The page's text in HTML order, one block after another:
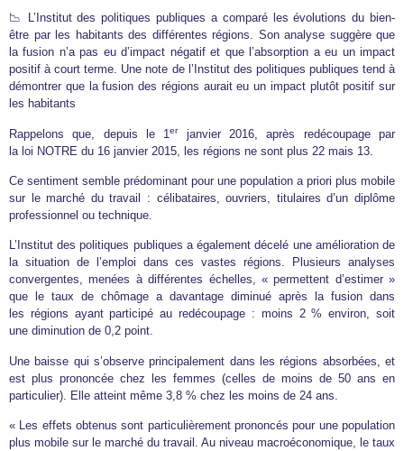
📉 L’Institut des politiques publiques a comparé les évolutions du bien-
être par les habitants des différentes régions. Son analyse suggère que
la fusion n’a pas eu d’impact négatif et que l’absorption a eu un impact
positif à court terme. Une note de l’Institut des politiques publiques tend à
démontrer que la fusion des régions aurait eu un impact plutôt positif sur
les habitants
Rappelons que, depuis le 1erjanvier 2016, après redécoupage par
la loi NOTRE du 16 janvier 2015, les régions ne sont plus 22 mais 13.
Ce sentiment semble prédominant pour une population a priori plus mobile
sur le marché du travail : célibataires, ouvriers, titulaires d’un diplôme
professionnel ou technique.
L’Institut des politiques publiques a également décelé une amélioration de
la situation de l’emploi dans ces vastes régions. Plusieurs analyses
convergentes, menées à différentes échelles, « permettent d’estimer »
que le taux de chômage a davantage diminué après la fusion dans
les régions ayant participé au redécoupage : moins 2 % environ, soit
une diminution de 0,2 point.
Une baisse qui s’observe principalement dans les régions absorbées, et
est plus prononcée chez les femmes (celles de moins de 50 ans en
particulier). Elle atteint même 3,8 % chez les moins de 24 ans.
« Les effets obtenus sont particulièrement prononcés pour une population
plus mobile sur le marché du travail. Au niveau macroéconomique, le taux